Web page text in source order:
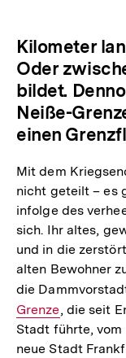
Kilometer
Oder
bildet.
Neiße-
einen
Mit dem
nicht geteilt – es
infolge des
sich. Ihr altes,
und in die
alten Bewohner
die
Grenze, die seit
Stadt führte,
neue Stadt